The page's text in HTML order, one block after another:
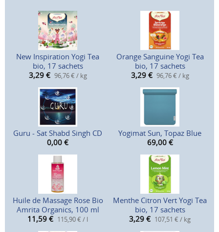
New Inspiration Yogi Tea
bio, 17 sachets
3,29 € 96,76 € / kg
Orange Sanguine Yogi Tea
bio, 17 sachets
3,29 € 96,76 € / kg
Guru - Sat Shabd Singh CD
0,00 €
Yogimat Sun, Topaz Blue
69,00 €
Huile de Massage Rose Bio
Amrita Organics, 100 ml
11,59 € 115,90 € / l
Menthe Citron Vert Yogi Tea
bio, 17 sachets
3,29 € 107,51 € / kg